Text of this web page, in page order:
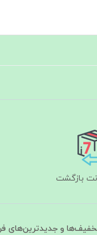
و جدیدترین‌های